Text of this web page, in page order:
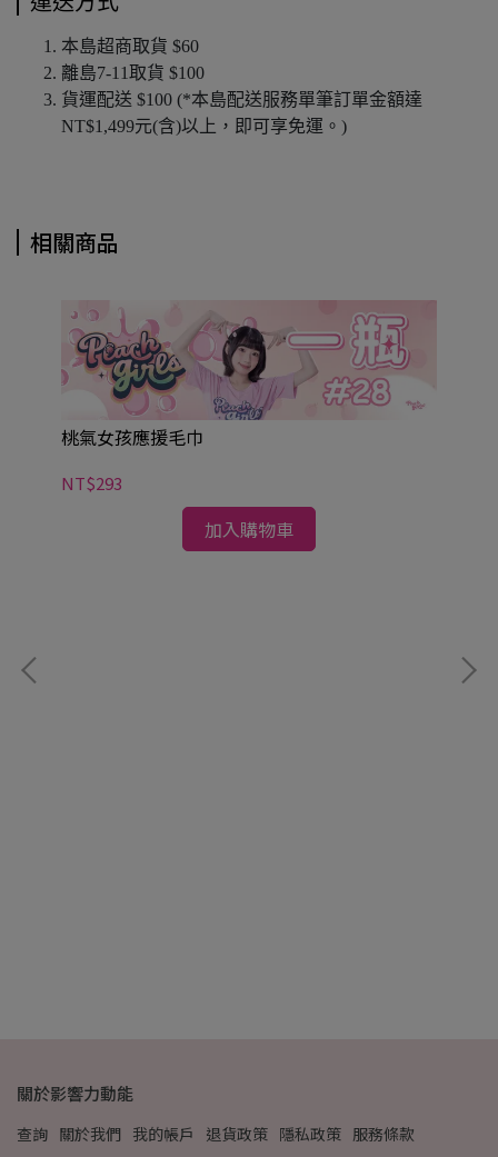
本島超商取貨 $60
離島7-11取貨 $100
貨運配送 $100 (*本島配送服務單筆訂單金額達
NT$1,499元(含)以上，即可享免運。)
相關商品
桃氣女孩應援毛巾
NT$293
加入購物車
關於影響力動能
查詢 關於我們 我的帳戶 退貨政策 隱私政策 服務條款